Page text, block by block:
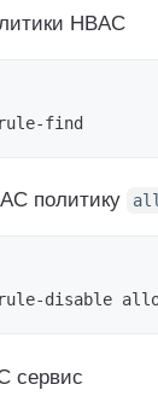
HBAC
политику
сервис